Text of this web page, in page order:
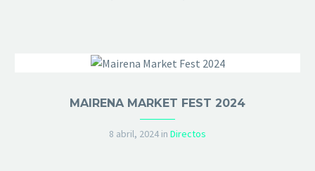
MAIRENA MARKET FEST 2024
8 abril, 2024 in Directos